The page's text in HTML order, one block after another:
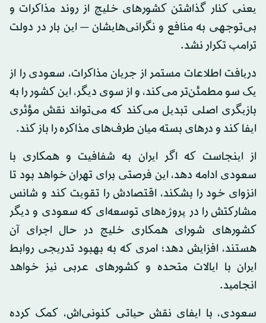
یعنی کنار گذاشتن کشورهای خلیج از روند مذاکرات و
بی‌توجهی به منافع و نگرانی‌هایشان — این بار در دولت
ترامپ تکرار نشد.
دریافت اطلاعات مستمر از جریان مذاکرات، سعودی را از
یک سو مطمئن‌تر می‌کند، و از سوی دیگر، این کشور را به
بازیگری اصلی تبدیل می‌کند که می‌تواند نقش مؤثری
ایفا کند و درهای بسته میان طرف‌های مذاکره را باز کند.
از اینجاست که اگر ایران به شفافیت و همکاری با
سعودی ادامه دهد، این فرصتی برای تهران خواهد بود تا
انزوای خود را بشکند، اقتصادش را تقویت کند و شانس
مشارکتش را در پروژه‌های توسعه‌ای که سعودی و دیگر
کشورهای شورای همکاری خلیج در حال اجرای آن
هستند، افزایش دهد؛ امری که به بهبود تدریجی روابط
ایران با ایالات متحده و کشورهای عربی نیز خواهد
انجامید.
سعودی، با ایفای نقش حیاتی کنونی‌اش، کمک کرده